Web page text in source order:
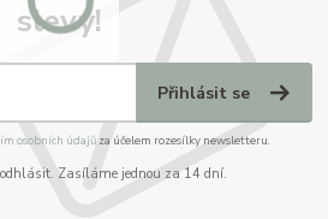
slevy!
Přihlásit se
osobních údajůza účelem rozesílky newsletteru.
odhlásit. Zasíláme jednou za 14 dní.